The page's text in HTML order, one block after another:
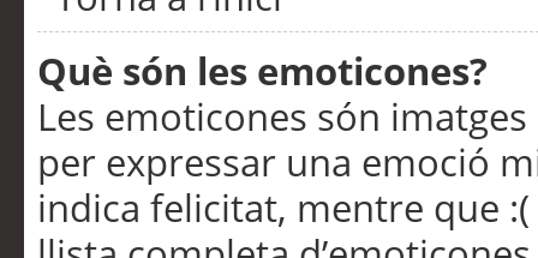
Què són les emoticones?
Les emoticones són
per expressar una emoció
indica felicitat, mentre que